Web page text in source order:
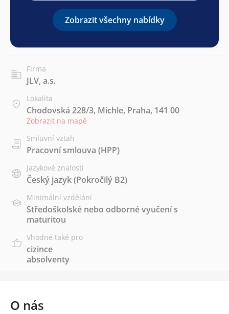
Zobrazit všechny nabídky
Firma
JLV, a.s.
Lokalita
Chodovská 228/3, Michle, Praha, 141 00
Zobrazit na mapě
Smluvní vztah
Pracovní smlouva (HPP)
Jazykové znalosti
Český jazyk(Pokročilý B2)
Minimální vzdělání
Středoškolské nebo odborné vyučení s
maturitou
Vhodné také pro
cizince
absolventy
O nás